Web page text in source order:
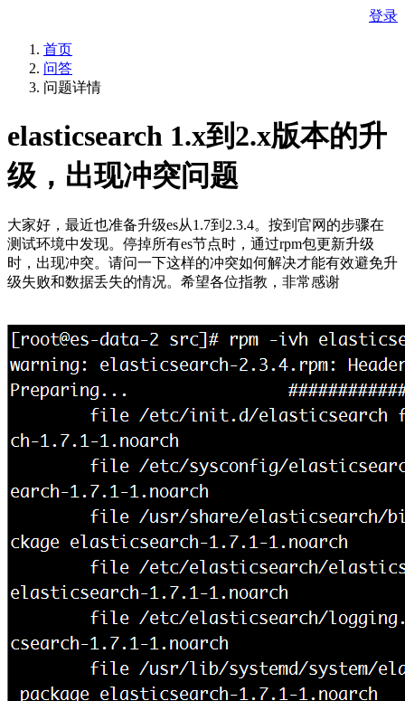
登录
首页
问答
问题详情
elasticsearch 1.x到2.x版本的升
级，出现冲突问题
大家好，最近也准备升级es从1.7到2.3.4。按到官网的步骤在
测试环境中发现。停掉所有es节点时，通过rpm包更新升级
时，出现冲突。请问一下这样的冲突如何解决才能有效避免升
级失败和数据丢失的情况。希望各位指教，非常感谢